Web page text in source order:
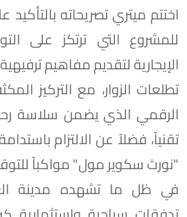
اختتم ميتري تصريحاته بالتأكيد
للمشروع التي ترتكز على
الإيجارية لتقديم مفاهيم
تطلعات الزوار، مع التركيز
الرقمي الذي يضمن سلاسة
تقنياً، فضلاً عن الالتزام
"نورث سكوير مول" مواكباً
في ظل ما تشهده مدينة